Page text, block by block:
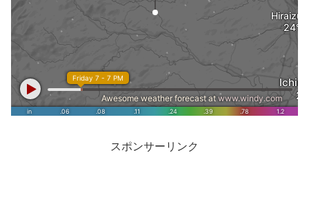
スポンサーリンク